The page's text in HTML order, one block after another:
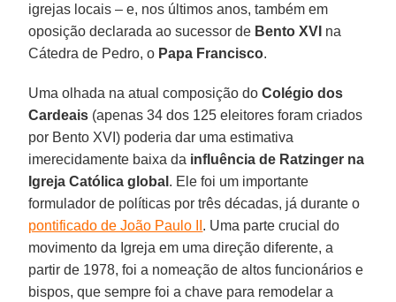
igrejas locais – e, nos últimos anos, também em
oposição declarada ao sucessor de Bento XVI na
Cátedra de Pedro, o Papa Francisco.
Uma olhada na atual composição doColégio dos
Cardeais (apenas 34 dos 125 eleitores foram criados
por Bento XVI) poderia dar uma estimativa
imerecidamente baixa da influência de Ratzinger na
Igreja Católica global . Ele foi um importante
formulador de políticas por três décadas, já durante o
pontificado de João Paulo II . Uma parte crucial do
movimento da Igreja em uma direção diferente, a
partir de 1978, foi a nomeação de altos funcionários e
bispos, que sempre foi a chave para remodelar a